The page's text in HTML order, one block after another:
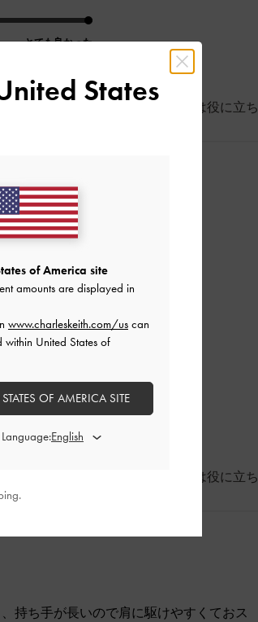
とても良かった
このレビューは役に立
このレビューは役に立
持ち手が長いので肩に駆けやすくておス
States
of America site
amounts are displayed in
www.charleskeith.com/us can
United States of
OF AMERICA SITE